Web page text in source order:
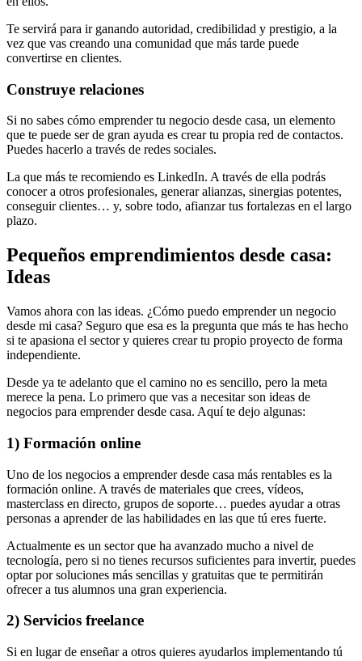
Te servirá para ir ganando autoridad, credibilidad y prestigio, a la
vez que vas creando una comunidad que más tarde puede
convertirse en clientes.
Construye relaciones
Si no sabes cómo emprender tu negocio desde casa, un elemento
que te puede ser de gran ayuda es crear tu propia red de contactos.
Puedes hacerlo a través de redes sociales.
La que más te recomiendo es LinkedIn. A través de ella podrás
conocer a otros profesionales, generar alianzas, sinergias potentes,
conseguir clientes… y, sobre todo, afianzar tus fortalezas en el largo
plazo.
Pequeños emprendimientos desde casa:
Ideas
Vamos ahora con las ideas. ¿Cómo puedo emprender un negocio
desde mi casa? Seguro que esa es la pregunta que más te has hecho
si te apasiona el sector y quieres crear tu propio proyecto de forma
independiente.
Desde ya te adelanto que el camino no es sencillo, pero la meta
merece la pena. Lo primero que vas a necesitar son ideas de
negocios para emprender desde casa. Aquí te dejo algunas:
1) Formación online
Uno de los negocios a emprender desde casa más rentables es la
formación online. A través de materiales que crees, vídeos,
masterclass en directo, grupos de soporte… puedes ayudar a otras
personas a aprender de las habilidades en las que tú eres fuerte.
Actualmente es un sector que ha avanzado mucho a nivel de
tecnología, pero si no tienes recursos suficientes para invertir, puedes
optar por soluciones más sencillas y gratuitas que te permitirán
ofrecer a tus alumnos una gran experiencia.
2) Servicios freelance
Si en lugar de enseñar a otros quieres ayudarlos implementando tú